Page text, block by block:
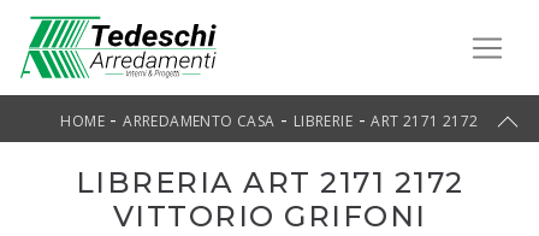
HOME -ARREDAMENTO CASA - LIBRERIE -ART 2171 2172
LIBRERIA ART 2171 2172
VITTORIO GRIFONI